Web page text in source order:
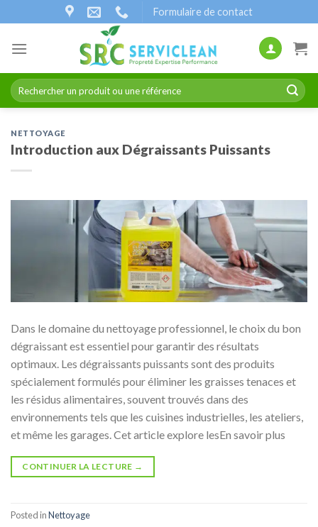
au
contenu
Formulaire de contact
Recherche
pour :
NETTOYAGE
Introduction aux Dégraissants Puissants
Dans le domaine du nettoyage professionnel, le choix du bon
dégraissant est essentiel pour garantir des résultats
optimaux. Les dégraissants puissants sont des produits
spécialement formulés pour éliminer les graisses tenaces et
les résidus alimentaires, souvent trouvés dans des
environnements tels que les cuisines industrielles, les ateliers,
et même les garages. Cet article explore lesEn savoir plus
CONTINUER LA LECTURE →
Posted inNettoyage